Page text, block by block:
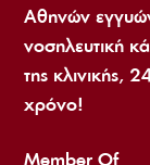
Αθηνών
νοσηλευτική
της κλινικής,
χρόνο!
Member Of